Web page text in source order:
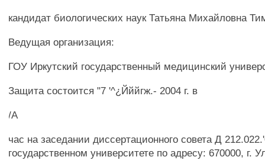
кандидат биологических наук Татьяна Михайловна
Ведущая организация:
ГОУ Иркутский государственный медицинский
Защита состоится "7 '^¿Йййгж.- 2004 г. в
/А
час на заседании диссертационного совета Д
государственном университете по адресу: 670000, г.